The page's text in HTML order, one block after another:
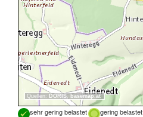
Quellen: DORIS, basemap.at
sehr gering belastet gering belastet